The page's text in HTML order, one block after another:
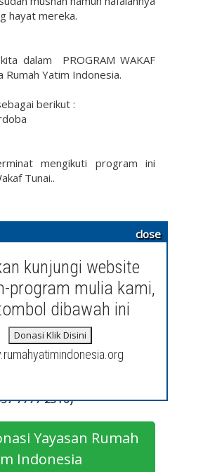
close
kunjungi website
program mulia kami,
dibawah ini
Donasi Klik Disini
hayat mereka.
dalam PROGRAM WAKAF
Rumah Yatim Indonesia.
berikut :
mengikuti program ini
Tunai..
lalu Ketik " BISMILLAH, NAMA,
ALLAH SWT, UNTUK
GENERASI ISLAM, lalu
(SMS) - 0878 8555 4556
Hormat kami,
Yatim Indonesia
7777 2310)
Yayasan Rumah
Indonesia